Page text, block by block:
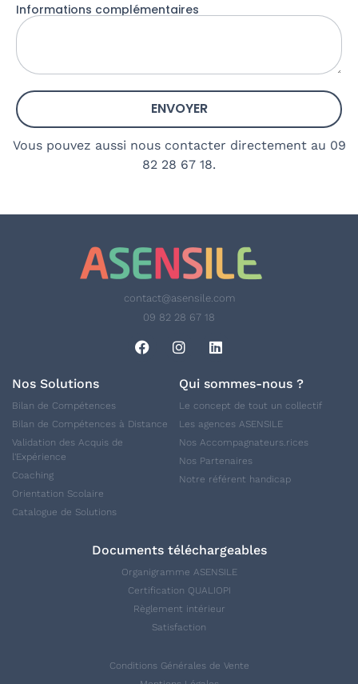
Informations complémentaires
ENVOYER
Vous pouvez aussi nous contacter directement au 09
82 28 67 18.
contact@asensile.com
09 82 28 67 18
Nos Solutions
Bilan de Compétences
Bilan de Compétences à Distance
Validation des Acquis de
l'Expérience
Coaching
Orientation Scolaire
Catalogue de Solutions
Qui sommes-nous ?
Le concept de tout un collectif
Les agences ASENSILE
Nos Accompagnateurs.rices
Nos Partenaires
Notre référent handicap
Documents téléchargeables
Organigramme ASENSILE
Certification QUALIOPI
Règlement intérieur
Satisfaction
Conditions Générales de Vente